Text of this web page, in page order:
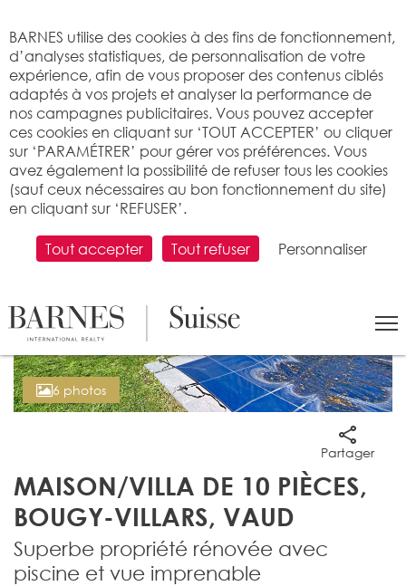
6 photos
MAISON/VILLA DE 10 PIÈCES,
BOUGY-VILLARS, VAUD
Partager
Superbe propriété rénovée avec
piscine et vue imprenable
BARNES utilise des cookies à des fins de fonctionnement,
d’analyses statistiques, de personnalisation de votre
expérience, afin de vous proposer des contenus ciblés
adaptés à vos projets et analyser la performance de
nos campagnes publicitaires. Vous pouvez accepter
ces cookies en cliquant sur ‘TOUT ACCEPTER’ ou cliquer
sur ‘PARAMÉTRER’ pour gérer vos préférences. Vous
avez également la possibilité de refuser tous les cookies
(sauf ceux nécessaires au bon fonctionnement du site)
en cliquant sur ‘REFUSER’.
Tout accepter Tout refuser Personnaliser